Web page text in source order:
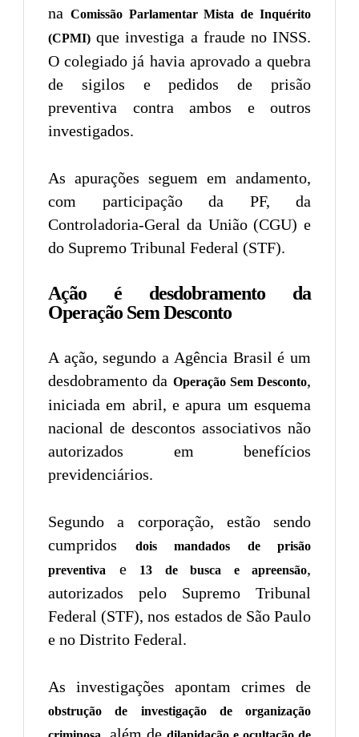
na Comissão Parlamentar Mista de Inquérito
(CPMI) que investiga a fraude no INSS.
O colegiado já havia aprovado a quebra
de sigilos e pedidos de prisão
preventiva contra ambos e outros
investigados.
As apurações seguem em andamento,
com participação da PF, da
Controladoria-Geral da União (CGU) e
do Supremo Tribunal Federal (STF).
Ação é desdobramento da
Operação Sem Desconto
A ação, segundo a Agência Brasil é um
desdobramento da Operação Sem Desconto,
iniciada em abril, e apura um esquema
nacional de descontos associativos não
autorizados em benefícios
previdenciários.
Segundo a corporação, estão sendo
cumpridos
dois mandados de prisão
preventiva
e 13 de busca e apreensão,
autorizados pelo Supremo Tribunal
Federal (STF), nos estados de São Paulo
e no Distrito Federal.
As investigações apontam crimes de
obstrução de investigação de organização